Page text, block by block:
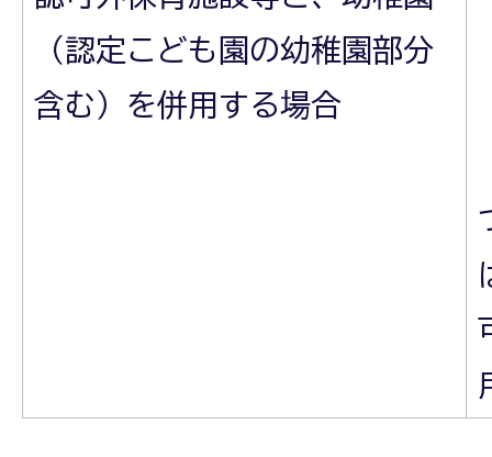
（認定こども園の幼稚園部分
含む）を併用する場合